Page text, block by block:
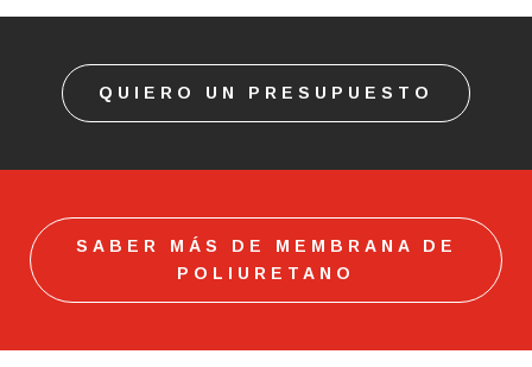
QUIERO UN PRESUPUESTO
SABER MÁS DE MEMBRANA DE
POLIURETANO